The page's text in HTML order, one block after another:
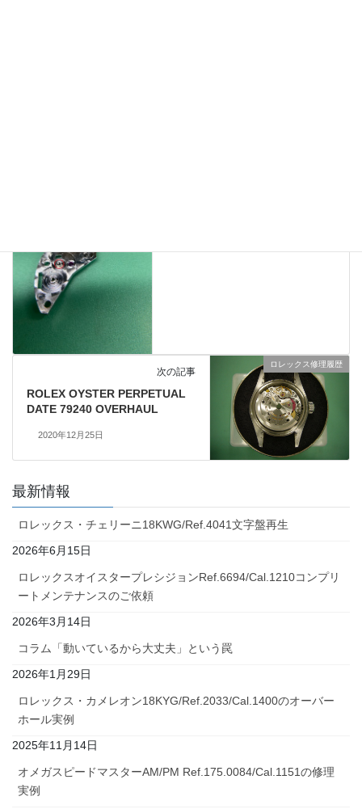
ロレックス修理履歴
次の記事
ROLEX OYSTER PERPETUAL
DATE 79240 OVERHAUL
2020年12月25日
最新情報
ロレックス・チェリーニ18KWG/Ref.4041文字盤再生
2026年6月15日
ロレックスオイスタープレシジョンRef.6694/Cal.1210コンプリ
ートメンテナンスのご依頼
2026年3月14日
コラム「動いているから大丈夫」という罠
2026年1月29日
ロレックス・カメレオン18KYG/Ref.2033/Cal.1400のオーバー
ホール実例
2025年11月14日
オメガスピードマスターAM/PM Ref.175.0084/Cal.1151の修理
実例